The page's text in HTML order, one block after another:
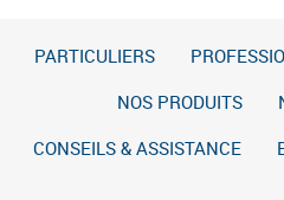
PARTICULIERS
NOS PRODUITS
CONSEILS & ASSISTANCE